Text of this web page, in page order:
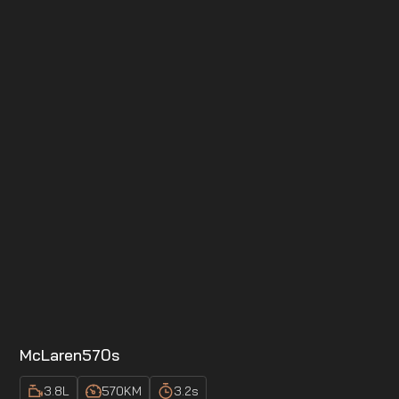
McLaren570s
3.8L 570KM 3.2s